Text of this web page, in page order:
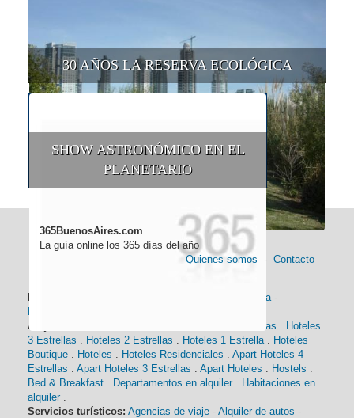
30 AÑOS LA RESERVA ECOLÓGICA
SHOW ASTRONÓMICO EN EL
PLANETARIO
365BuenosAires.com
La guía online los 365 días del año
Quienes somos - Contacto
Historia -
Alojamiento:
Hoteles 4 Estrellas
Hoteles
3 Estrellas
Hoteles 2 Estrellas Hoteles 1 Estrella
Hoteles
Boutique
Hoteles Hoteles Residenciales
Apart Hoteles 4
Estrellas
Apart Hoteles 3 Estrellas Apart Hoteles Hostels
Bed & Breakfast
Departamentos en alquiler
Habitaciones en
alquiler
Servicios turísticos: Agencias de viaje - Alquiler de autos -